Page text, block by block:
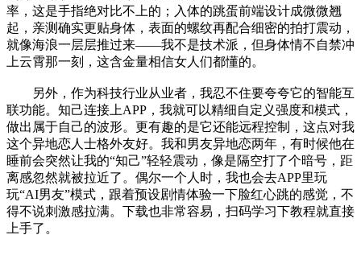
率，这是手指绝对比不上的；入体的跳蛋前端设计成微微翘
起，亲测确实更贴身体，表面的螺纹再配合细密的拍打震动，
就像海浪一层层推过来——我不是技术派，但身体情不自禁冲
上云霄那一刻，这含金量相信女人们都懂的。
另外，作为科技行业从业者，我忍不住要夸夸它的智能互
联功能。知己连接上APP，我就可以精细自定义强度和模式，
做出属于自己的波形。更有趣的是它还能远程控制，这点对我
这个异地恋人士格外友好。我和男友异地恋两年，有时候他在
睡前会突然让我的“知己”轻轻震动，像是隔空打了个暗号，距
离感忽然就被拉近了。偶尔一个人时，我也会去APP里玩
玩“AI男友”模式，跟着预设剧情体验一下脸红心跳的感觉，不
得不说刺激感拉满。下载也非常容易，扫码学习下教程就直接
上手了。